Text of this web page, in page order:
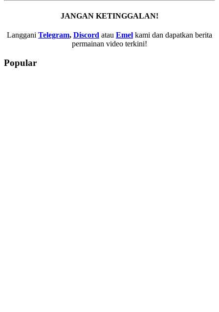
JANGAN KETINGGALAN!
Langgani Telegram, Discord atau Emel kami dan dapatkan berita
permainan video terkini!
Popular